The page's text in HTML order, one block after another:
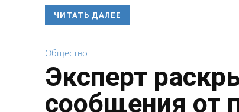
ЧИТАТЬ ДАЛЕЕ
Общество
Эксперт
сообщения от